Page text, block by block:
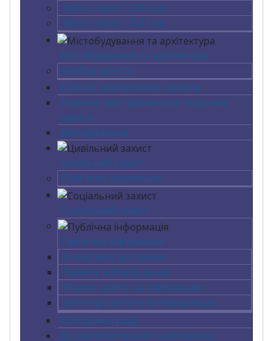
Звіти старост 2022 рік
Звіти старост 2021 рік
Містобудування та архітектура
Безбар`єрність
Кабінет електронних сервісів
Рішення про присвоєння поштової
адреси
Декомунізація
Цивільний захист
Пам'ятки населенню
Соціальний захист
Публічна інформація
Колективні договори
Перелік наборів даних
Форма запиту на інформацію
Звіти про запити на інформацію
Молодіжна рада
До уваги ветеранів та ветеранок